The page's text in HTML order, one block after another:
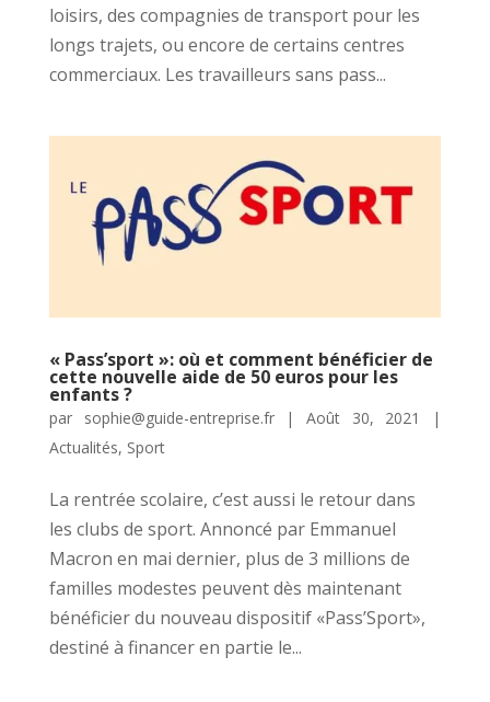
loisirs, des compagnies de transport pour les
longs trajets, ou encore de certains centres
commerciaux. Les travailleurs sans pass...
« Pass’sport »: où et comment bénéficier de
cette nouvelle aide de 50 euros pour les
enfants ?
par sophie@guide-entreprise.fr| Août 30, 2021
|
Actualités, Sport
La rentrée scolaire, c’est aussi le retour dans
les clubs de sport. Annoncé par Emmanuel
Macron en mai dernier, plus de 3 millions de
familles modestes peuvent dès maintenant
bénéficier du nouveau dispositif «Pass’Sport»,
destiné à financer en partie le...